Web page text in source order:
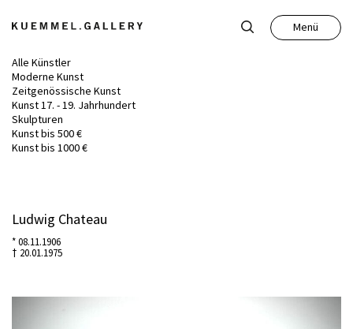
Kunst
Auktion
Leistungen
Menü
Alle Künstler
Moderne Kunst
Zeitgenössische Kunst
Kunst 17. - 19. Jahrhundert
Skulpturen
Kunst bis 500 €
Kunst bis 1000 €
Ludwig Chateau
* 08.11.1906
† 20.01.1975